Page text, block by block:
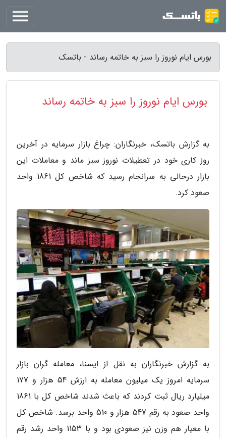
بورس ایام نوروز را سبز به خاتمه رساند - باتسک
بورس ایام نوروز را سبز به خاتمه رساند
به گزارش باتسک، خبرنگاران: چراغ بازار سرمایه در آخرین
روز کاری خود در تعطیلات نوروز سبز ماند و معاملات این
بازار درحالی به سرانجام رسید که شاخص کل 1861 واحد
صعود کرد.
به گزارش خبرنگاران به نقل از ایسنا، معامله گران بازار
سرمایه امروز یک میلیون معامله به ارزش 54 هزار و 177
میلیارد ریال ثبت کردند که باعث شدند شاخص کل با 1861
واحد صعود به رقم 547 هزار و 510 واحد برسد. شاخص کل
با معیار هم وزن نیز صعودی بود و با 1153 واحد رشد رقم